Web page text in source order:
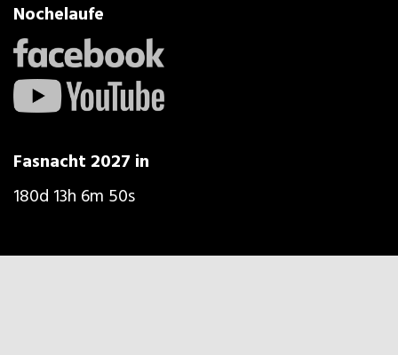
Nochelaufe
Fasnacht 2027 in
180d 13h 6m 49s